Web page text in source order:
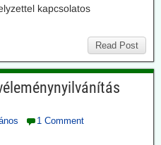
kapcsolatos
Read Post
1 Comment